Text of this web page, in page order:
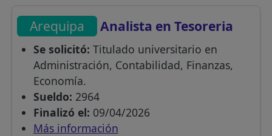
Arequipa Analista en Tesoreria
Se solicitó: Titulado universitario en
Administración, Contabilidad, Finanzas,
Economía.
Sueldo: 2964
Finalizó el: 09/04/2026
Más información